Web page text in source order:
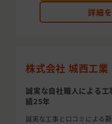
詳細
株式会社 城西工業
誠実な自社職人による
績25年
誠実な工事と口コミによる